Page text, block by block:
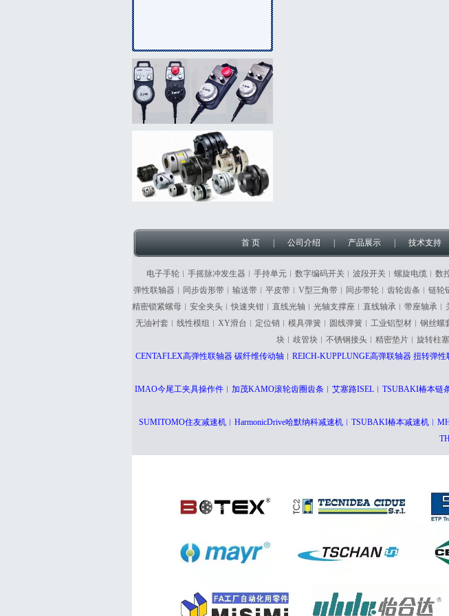
首 页 公司介绍 产品展示 技术支持
电子手轮︱手摇脉冲发生器︱手持单元︱数字编码开关︱波段开关︱螺旋电缆︱
弹性联轴器︱同步齿形带︱输送带︱平皮带︱V型三角带︱同步带轮︱齿轮齿条︱链
精密锁紧螺母︱安全夹头︱快速夹钳︱直线光轴︱光轴支撑座︱直线轴承︱带座轴承
无油衬套︱线性模组︱XY滑台︱定位销︱模具弹簧︱圆线弹簧︱工业铝型材︱钢丝
块︱歧管块︱不锈钢接头︱精密垫片︱旋转柱
CENTAFLEX高弹性联轴器 碳纤维传动轴︱REICH-KUPPLUNGE高弹联轴器 扭转
IMAO今尾工夹具操作件︱加茂KAMO滚轮齿圈齿条︱艾塞路ISEL︱TSUBAKI椿本
SUMITOMO住友减速机︱HarmonicDrive哈默纳科减速机︱TSUBAKI椿本减速机